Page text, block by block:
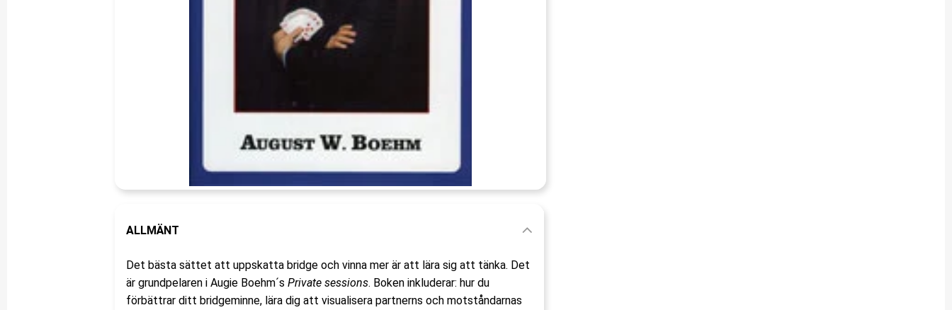
ALLMÄNT
Det bästa sättet att uppskatta bridge och vinna mer är att lära sig att tänka. Det
är grundpelaren i Augie Boehm´s Private sessions. Boken inkluderar: hur du
förbättrar ditt bridgeminne, lära dig att visualisera partnerns och motståndarnas